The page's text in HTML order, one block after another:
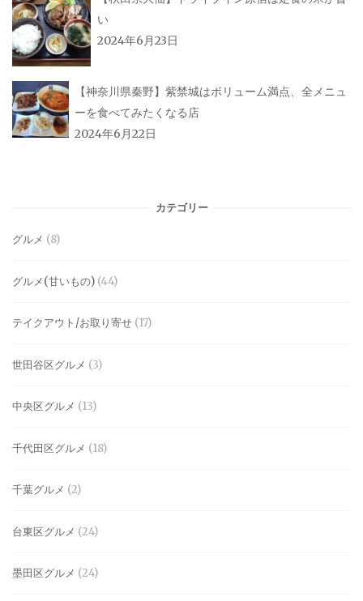
い
2024年6月23日
【神奈川県秦野】紫禁城はボリューム満点、全メニュ
ーを食べてみたくなる店
2024年6月22日
カテゴリー
グルメ (8)
グルメ(甘いもの) (44)
テイクアウト/お取り寄せ (17)
世田谷区グルメ (3)
中央区グルメ (13)
千代田区グルメ (18)
千葉グルメ (2)
台東区グルメ (24)
墨田区グルメ (24)